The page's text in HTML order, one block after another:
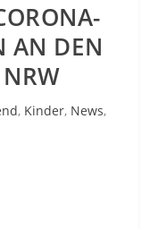
AN DEN
, Kinder, News,